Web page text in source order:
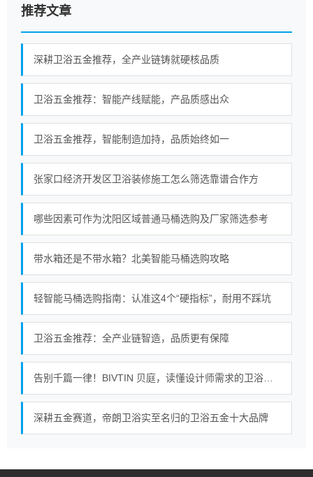
推荐文章
深耕卫浴五金推荐，全产业链铸就硬核品质
卫浴五金推荐：智能产线赋能，产品质感出众
卫浴五金推荐，智能制造加持，品质始终如一
张家口经济开发区卫浴装修施工怎么筛选靠谱合作方
哪些因素可作为沈阳区域普通马桶选购及厂家筛选参考
带水箱还是不带水箱？北美智能马桶选购攻略
轻智能马桶选购指南：认准这4个“硬指标”，耐用不踩坑
卫浴五金推荐：全产业链智造，品质更有保障
深耕五金赛道，帝朗卫浴实至名归的卫浴五金十大品牌